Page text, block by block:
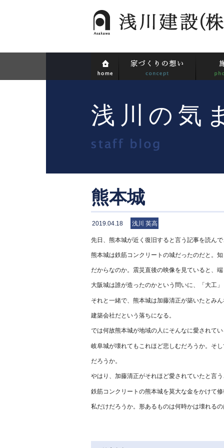
浅川の気
熊本城
2019.04.18 浅川 英高
先日、熊本城が近く復旧すると言う記事を読ん
熊本城は鉄筋コンクリートの城だったのだと。
だからなのか。震災直後の映像を見ていると、
大阪城は誰が造ったのかという問いに、「大工
それと一緒で、熊本城は加藤清正が築いたとみ
建築会社だという落ちになる。
では何故熊本城が地域の人にそんなに愛されて
岐阜城が壊れてもこれほど悲しむだろうか。そ
だろうか。
やはり、加藤清正がそれほど愛されていたと言
鉄筋コンクリートの熊本城を莫大な金をかけて
私だけだろうか。形あるものは何時かは壊れる